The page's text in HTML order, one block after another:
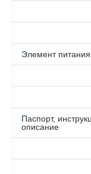
Элемент
Паспорт,
описание